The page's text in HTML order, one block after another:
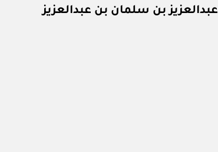
عبدالعزيز بن سلمان بن عبدالعزيز